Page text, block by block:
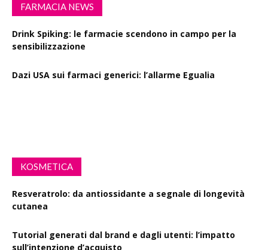
FARMACIA NEWS
Drink Spiking: le farmacie scendono in campo per la
sensibilizzazione
Dazi USA sui farmaci generici: l’allarme Egualia
KOSMETICA
Resveratrolo: da antiossidante a segnale di longevità
cutanea
Tutorial generati dal brand e dagli utenti: l’impatto
sull’intenzione d’acquisto